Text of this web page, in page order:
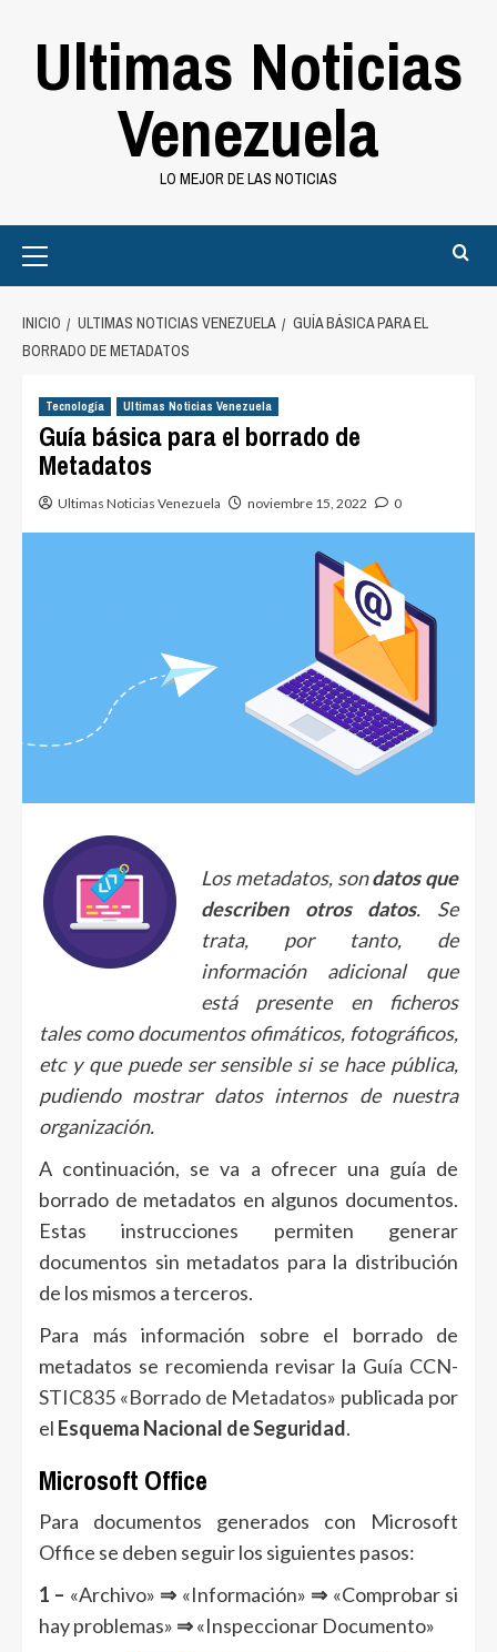
Ultimas Noticias
Venezuela
LO MEJOR DE LAS NOTICIAS
Menu
INICIO ULTIMAS NOTICIAS VENEZUELA
GUÍA BÁSICA PARA EL
BORRADO DE METADATOS
Tecnología Ultimas Noticias Venezuela
Guía básica para el borrado de
Metadatos
Ultimas Noticias Venezuela noviembre 15, 2022 0
Los metadatos, sondatos que
describen otros datos. Se
trata, por tanto, de
información adicional que
está presente en ficheros
tales como documentos ofimáticos, fotográficos,
etc y que puede ser sensible si se hace pública,
pudiendo mostrar datos internos de nuestra
organización.
A continuación, se va a ofrecer una guía de
borrado de metadatos en algunos documentos.
Estas instrucciones permiten generar
documentos sin metadatos para la distribución
de los mismos a terceros.
Para más información sobre el borrado de
metadatos se recomienda revisar la Guía CCN-
STIC835 «Borrado de Metadatos» publicada por
el Esquema Nacional de Seguridad.
Microsoft Office
Para documentos generados con Microsoft
Office se deben seguir los siguientes pasos:
1 – «Archivo» ⇒ «Información» ⇒ «Comprobar si
hay problemas» ⇒«Inspeccionar Documento»